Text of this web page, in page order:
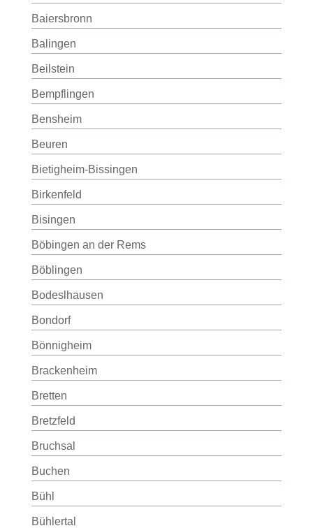
Baiersbronn
Balingen
Beilstein
Bempflingen
Bensheim
Beuren
Bietigheim-Bissingen
Birkenfeld
Bisingen
Böbingen an der Rems
Böblingen
Bodeslhausen
Bondorf
Bönnigheim
Brackenheim
Bretten
Bretzfeld
Bruchsal
Buchen
Bühl
Bühlertal